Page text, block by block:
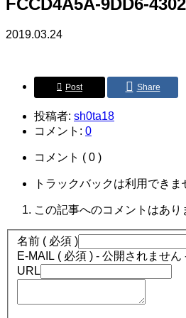
2019.03.24
Post Share
投稿者: sh0ta18
コメント: 0
コメント ( 0 )
トラックバックは利用できま
この記事へのコメントはあり
名前 ( 必須 )
E-MAIL ( 必須 ) - 公開されません
URL